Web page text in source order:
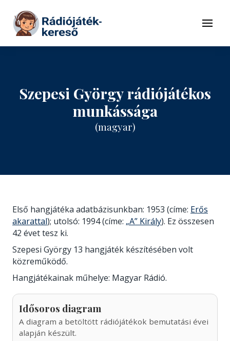
Tovább a tartalomhoz
Menü
Szepesi György rádiójátékos
munkássága
(magyar)
Első hangjátéka adatbázisunkban: 1953 (címe: Erős
akarattal); utolsó: 1994 (címe: „A” Király). Ez összesen
42 évet tesz ki.
Szepesi György 13 hangjáték készítésében volt
közreműködő.
Hangjátékainak műhelye: Magyar Rádió.
Idősoros diagram
A diagram a betöltött rádiójátékok bemutatási évei
alapján készült.